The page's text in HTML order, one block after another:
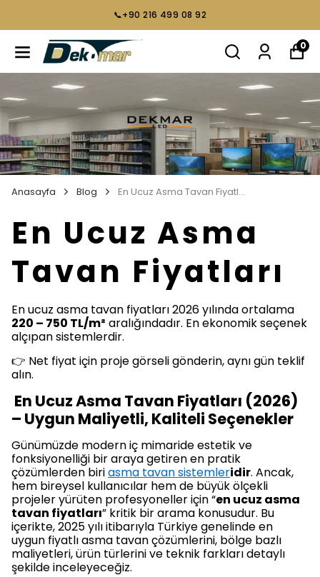
📞+90 216 499 08 92
0
Anasayfa Blog En Ucuz Asma Tavan Fiyatları
En Ucuz Asma
Tavan Fiyatları
En ucuz asma tavan fiyatları 2026 yılında ortalama
220 – 750 TL/m² aralığındadır. En ekonomik seçenek
alçıpan sistemlerdir.
👉 Net fiyat için proje görseli gönderin, aynı gün teklif
alın.
En Ucuz Asma Tavan Fiyatları (2026)
– Uygun Maliyetli, Kaliteli Seçenekler
Günümüzde modern iç mimaride estetik ve
fonksiyonelliği bir araya getiren en pratik
çözümlerden biriasma tavan sistemleridir. Ancak,
hem bireysel kullanıcılar hem de büyük ölçekli
projeler yürüten profesyoneller için “en ucuz asma
tavan fiyatları” kritik bir arama konusudur. Bu
içerikte, 2025 yılı itibarıyla Türkiye genelinde en
uygun fiyatlı asma tavan çözümlerini, bölge bazlı
maliyetleri, ürün türlerini ve teknik farkları detaylı
şekilde inceleyeceğiz.